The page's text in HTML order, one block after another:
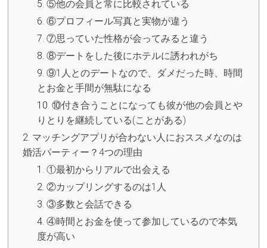
⑤他の会員と常に比較されている
⑥プロフィール写真と実物が違う
⑦思っていた性格が会ってみると違う
⑧デートをした後にホテルに誘われがち
⑨1人とのデートなので、ダメだった時、時間
とお金と手間が無駄になる
⑩付き合うことになっても彼が他の会員とや
りとりを継続している(ことがある)
マッチングアプリが合わない人におススメなのは
婚活パーティー？4つの理由
①最初からリアルで出会える
②カップリングするのは1人
③多数と会話できる
④時間とお金を使って参加しているので本気
度が高い